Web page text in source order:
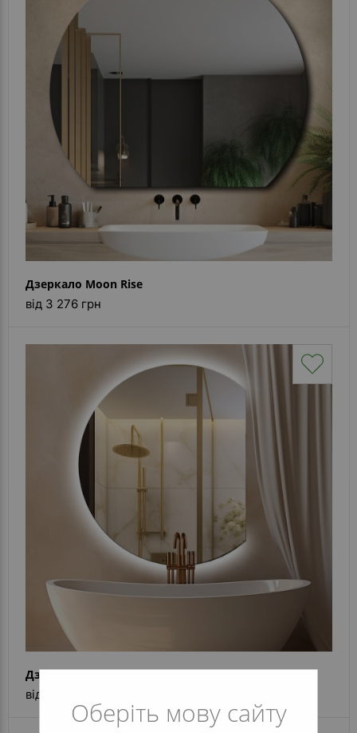
Оберіть мову сайту
Дзеркало Moon Rise
від 3 276 грн
Дзеркало Moon + Ambilight
від 5 711 грн